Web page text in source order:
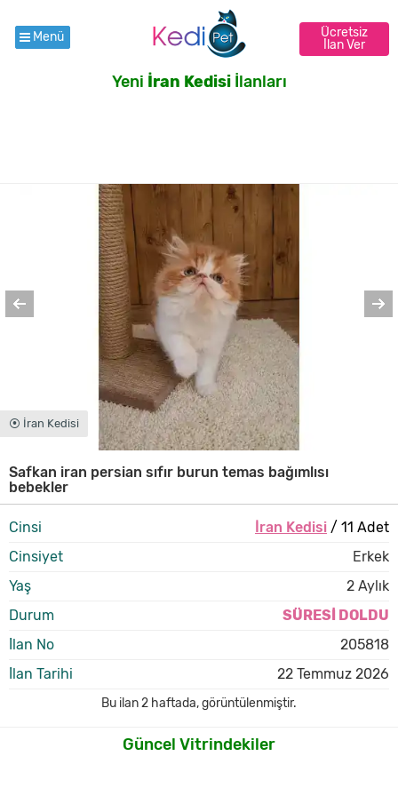
Menü
Ücretsiz
İlan Ver
Yeni İran Kedisiİlanları
⦿ İran Kedisi
Safkan iran persian sıfır burun temas bağımlısı
bebekler
Cinsi İran Kedisi/ 11 Adet
Cinsiyet
Erkek
Yaş
2 Aylık
Durum
SÜRESİ DOLDU
İlan No
205818
İlan Tarihi
22 Temmuz 2026
Bu ilan2 haftada,görüntülenmiştir.
Güncel Vitrindekiler